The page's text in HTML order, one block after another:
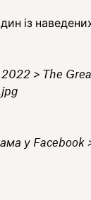
із
2022 > The
у